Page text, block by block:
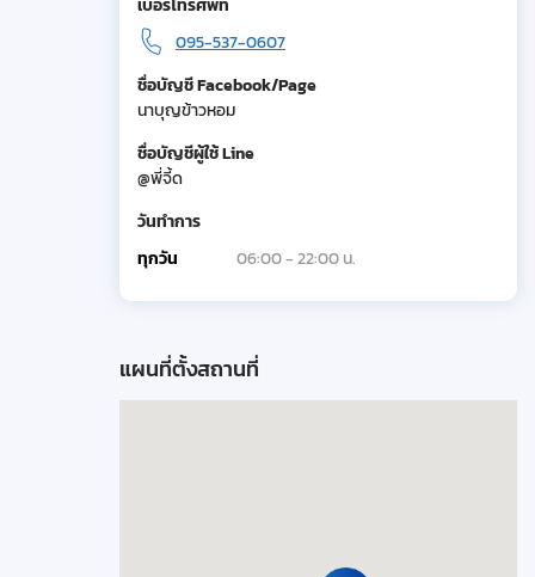
เบอร์โทรศัพท์
095-537-0607
ชื่อบัญชี Facebook/Page
นาบุญข้าวหอม
ชื่อบัญชีผู้ใช้ Line
@พี่จี้ด
วันทำการ
ทุกวัน
06:00 - 22:00 น.
แผนที่ตั้งสถานที่